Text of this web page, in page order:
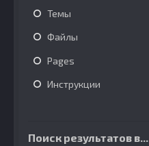
Темы
Файлы
Pages
Инструкции
Поиск результатов в...